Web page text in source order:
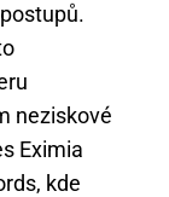
neziskové
Eximia
kde